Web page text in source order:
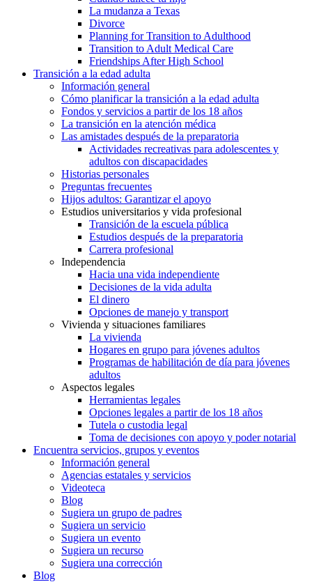
La mudanza a Texas
Divorce
Planning for Transition to Adulthood
Transition to Adult Medical Care
Friendships After High School
Transición a la edad adulta
Información general
Cómo planificar la transición a la edad adulta
Fondos y servicios a partir de los 18 años
La transición en la atención médica
Las amistades después de la preparatoria
Actividades recreativas para adolescentes y
adultos con discapacidades
Historias personales
Preguntas frecuentes
Hijos adultos: Garantizar el apoyo
Estudios universitarios y vida profesional
Transición de la escuela pública
Estudios después de la preparatoria
Carrera profesional
Independencia
Hacia una vida independiente
Decisiones de la vida adulta
El dinero
Opciones de manejo y transport
Vivienda y situaciones familiares
La vivienda
Hogares en grupo para jóvenes adultos
Programas de habilitación de día para jóvenes
adultos
Aspectos legales
Herramientas legales
Opciones legales a partir de los 18 años
Tutela o custodia legal
Toma de decisiones con apoyo y poder notarial
Encuentra servicios, grupos y eventos
Información general
Agencias estatales y servicios
Videoteca
Blog
Sugiera un grupo de padres
Sugiera un servicio
Sugiera un evento
Sugiera un recurso
Sugiera una corrección
Blog